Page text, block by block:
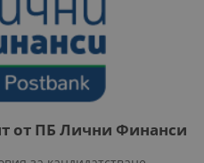
от ПБ Лични Финанси